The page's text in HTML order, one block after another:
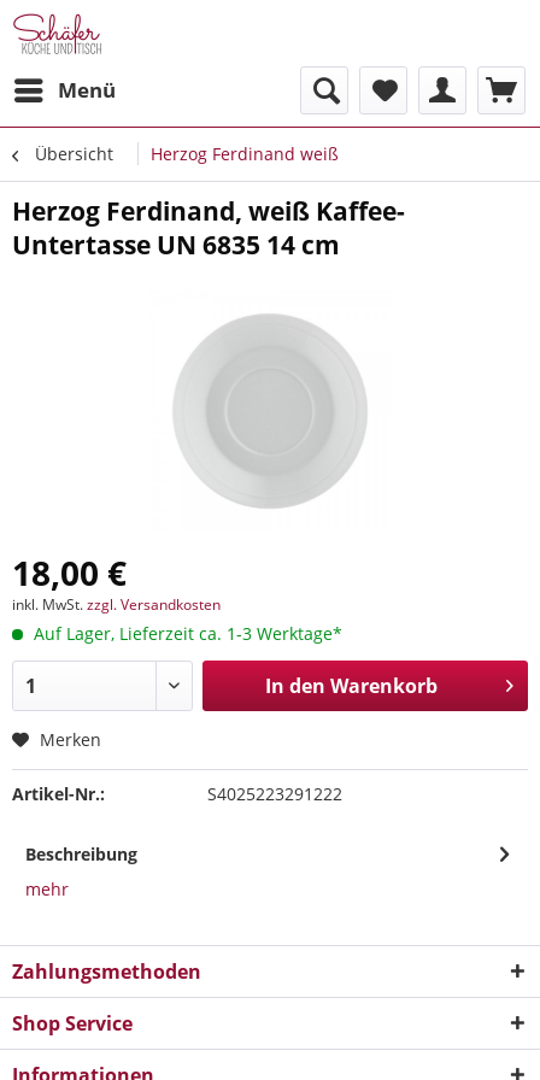
Menü
Übersicht Herzog Ferdinand weiß
Herzog Ferdinand, weiß Kaffee-
Untertasse UN 6835 14 cm
18,00 €
inkl. MwSt.zzgl. Versandkosten
Auf Lager, Lieferzeit ca. 1-3 Werktage*
In den Warenkorb
Merken
Artikel-Nr.: S4025223291222
Beschreibung
mehr
Zahlungsmethoden
Shop Service